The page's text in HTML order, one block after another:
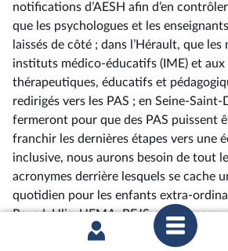
notifications d’AESH afin d’en
que les psychologues et les
laissés de côté ; dans l’Hérault, que
instituts médico-éducatifs (IME) et
thérapeutiques, éducatifs et
redirigés vers les PAS ; en Seine-Saint-
fermeront pour que des PAS puissent
franchir les dernières étapes vers une
inclusive, nous aurons besoin de tout
acronymes derrière lesquels se cache
quotidien pour les enfants extra-
Rased, Ulis, UEMA, PEJS et j’en passe
structures qui méritent d’être